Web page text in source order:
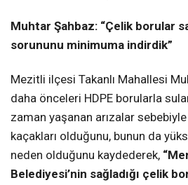
Muhtar Şahbaz: “Çelik borular
sorununu minimuma indirdik”
Mezitli ilçesi Takanlı Mahallesi
daha önceleri HDPE borularla
zaman yaşanan arızalar
kaçakları olduğunu, bunun da
neden olduğunu kaydederek,
Belediyesi’nin sağladığı çelik